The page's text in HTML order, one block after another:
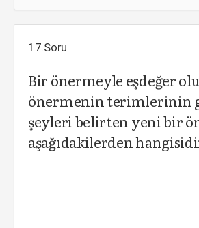
17.Soru
Bir önermeyle eşdeğer
önermenin terimlerinin
şeyleri belirten yeni bir
aşağıdakilerden